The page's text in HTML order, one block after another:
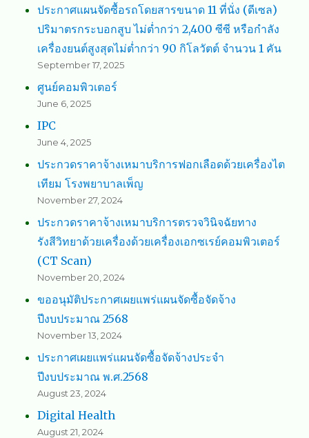
ประกาศแผนจัดซื้อรถโดยสารขนาด 11 ที่นั่ง (ดีเซล)
ปริมาตรกระบอกสูบ ไม่ต่ำกว่า 2,400 ซีซี หรือกำลัง
เครื่องยนต์สูงสุดไม่ต่ำกว่า 90 กิโลวัตต์ จำนวน 1 คัน
September 17, 2025
ศูนย์คอมพิวเตอร์
June 6, 2025
IPC
June 4, 2025
ประกวดราคาจ้างเหมาบริการฟอกเลือดด้วยเครื่องไต
เทียม โรงพยาบาลเพ็ญ
November 27, 2024
ประกวดราคาจ้างเหมาบริการตรวจวินิจฉัยทาง
รังสีวิทยาด้วยเครื่องด้วยเครื่องเอกซเรย์คอมพิวเตอร์
(CT Scan)
November 20, 2024
ขออนุมัติประกาศเผยแพร่แผนจัดซื้อจัดจ้าง
ปีงบประมาณ 2568
November 13, 2024
ประกาศเผยแพร่แผนจัดซื้อจัดจ้างประจำ
ปีงบประมาณ พ.ศ.2568
August 23, 2024
Digital Health
August 21, 2024